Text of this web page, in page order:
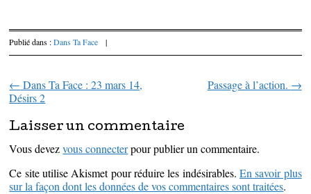
Publié dans :Dans Ta Face |
Parcourir les articles
← Dans Ta Face : 23 mars 14,
Désirs 2
Passage à l’action. →
Laisser un commentaire
Vous devezvous connecterpour publier un commentaire.
Ce site utilise Akismet pour réduire les indésirables. En savoir plus
sur la façon dont les données de vos commentaires sont traitées.